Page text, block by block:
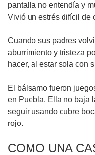
pantalla no entendía y
Vivió un estrés difícil de
Cuando sus padres
aburrimiento y tristeza
hacer, al estar sola con
El bálsamo fueron
en Puebla. Ella no baja
seguir usando cubre
rojo.
COMO UNA